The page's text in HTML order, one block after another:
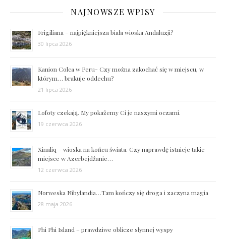
NAJNOWSZE WPISY
Frigiliana – najpiękniejsza biała wioska Andaluzji?
30 lipca 2026
Kanion Colca w Peru- Czy można zakochać się w miejscu, w
którym… brakuje oddechu?
21 lipca 2026
Lofoty czekają. My pokażemy Ci je naszymi oczami.
19 czerwca 2026
Xinaliq – wioska na końcu świata. Czy naprawdę istnieje takie
miejsce w Azerbejdżanie…
12 czerwca 2026
Norweska Nibylandia…Tam kończy się droga i zaczyna magia
28 maja 2026
Phi Phi Island – prawdziwe oblicze słynnej wyspy